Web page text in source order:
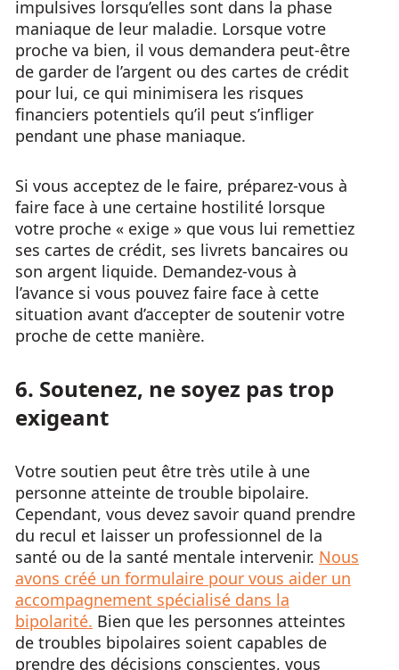
impulsives lorsqu’elles sont dans la phase
maniaque de leur maladie. Lorsque votre
proche va bien, il vous demandera peut-être
de garder de l’argent ou des cartes de crédit
pour lui, ce qui minimisera les risques
financiers potentiels qu’il peut s’infliger
pendant une phase maniaque.
Si vous acceptez de le faire, préparez-vous à
faire face à une certaine hostilité lorsque
votre proche « exige » que vous lui remettiez
ses cartes de crédit, ses livrets bancaires ou
son argent liquide. Demandez-vous à
l’avance si vous pouvez faire face à cette
situation avant d’accepter de soutenir votre
proche de cette manière.
6. Soutenez, ne soyez pas trop
exigeant
Votre soutien peut être très utile à une
personne atteinte de trouble bipolaire.
Cependant, vous devez savoir quand prendre
du recul et laisser un professionnel de la
santé ou de la santé mentale intervenir. Nous
avons créé un formulaire pour vous aider un
accompagnement spécialisé dans la
bipolarité. Bien que les personnes atteintes
de troubles bipolaires soient capables de
prendre des décisions conscientes, vous